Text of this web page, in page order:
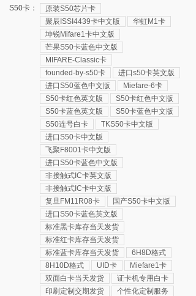
S50卡：
原装S50芯片卡
聚辰ISSI4439卡中文版
华虹M1卡
坤锐Mifare1卡中文版
芒果S50卡蓝色中文版
MIFARE-Classic卡
founded-by-s50卡
进口s50卡英文版
进口S50蓝色中文版
Miefare-6卡
S50卡红色英文版
S50卡红色中文版
S50卡蓝色英文版
S50卡蓝色中文版
S50连号白卡
TKS50卡中文版
进口S50卡中文版
飞聚F8001卡中文版
进口S50卡蓝色中文版
非接触式IC卡英文版
非接触式IC卡中文版
复旦FM11R08卡
国产S50卡中文版
进口S50卡蓝色英文版
标准黑卡库存当天发货
标准红卡库存当天发货
标准蓝卡库存当天发货
6H8D格式
8H10D格式
UID卡
Miefare1卡
双面白卡当天发货
证卡机专用白卡
印刷定制交期发货
个性化定制服务